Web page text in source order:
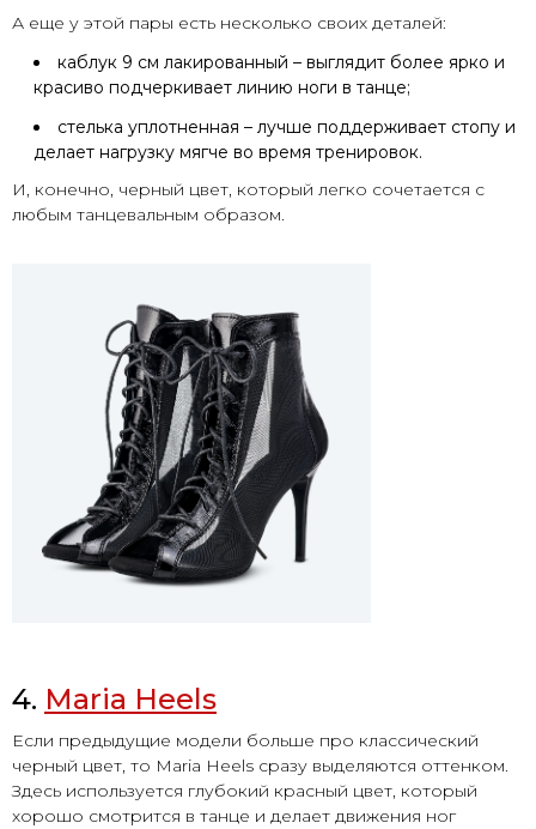
А еще у этой пары есть несколько своих деталей:
каблук 9 см лакированный – выглядит более ярко и
красиво подчеркивает линию ноги в танце;
стелька уплотненная – лучше поддерживает стопу и
делает нагрузку мягче во время тренировок.
И, конечно, черный цвет, который легко сочетается с
любым танцевальным образом.
4. Maria Heels
Если предыдущие модели больше про классический
черный цвет, то Maria Heels сразу выделяются оттенком.
Здесь используется глубокий красный цвет, который
хорошо смотрится в танце и делает движения ног